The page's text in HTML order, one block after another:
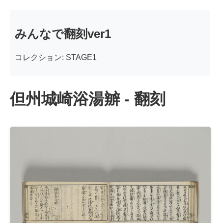
みんなで翻刻ver1
コレクション: STAGE1
但州城崎浴湯辧 - 翻刻